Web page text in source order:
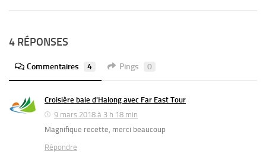
4 RÉPONSES
Commentaires 4 Pings 0
Croisière baie d'Halong avec Far East Tour
9 mars 2018 à 3 h 18 min
Magnifique recette, merci beaucoup
Répondre